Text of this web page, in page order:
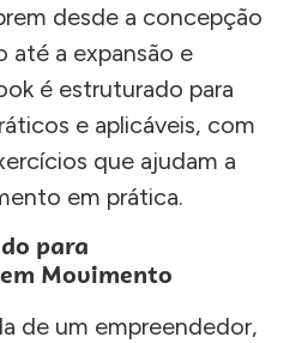
desde a concepção
até a expansão e
é estruturado para
e aplicáveis, com
que ajudam a
em prática.
para
Movimento
de um empreendedor,